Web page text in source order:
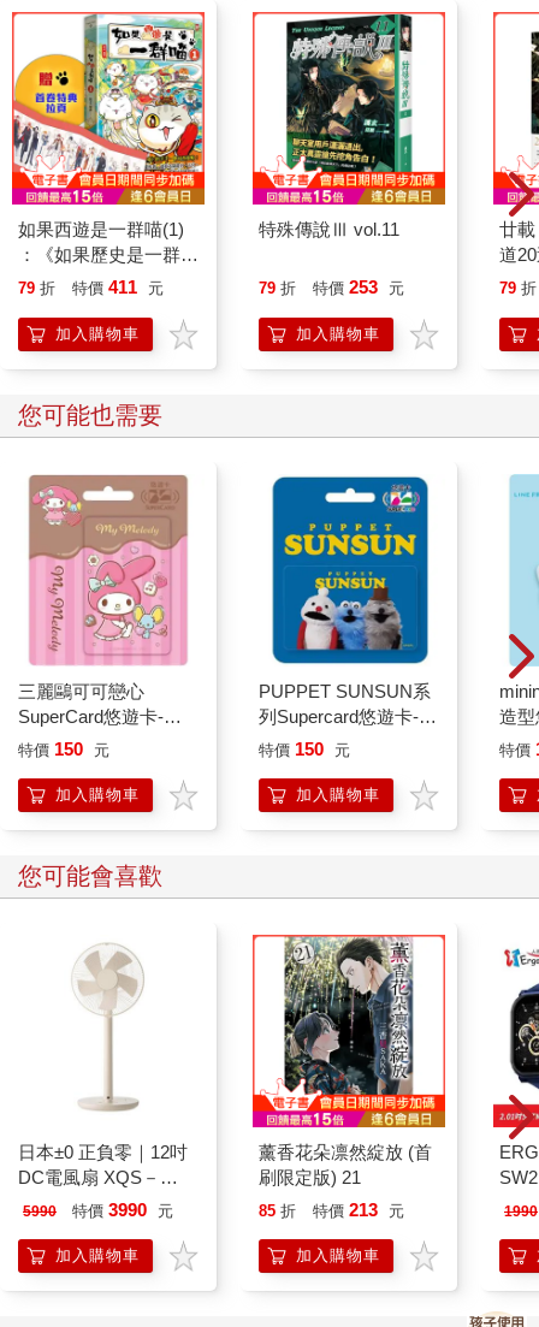
如果西遊是一群喵(1)
：《如果歷史是一群
喵》作者最新力作，附
79 折 特價 411 元
加入購物車
特殊傳說Ⅲ vol.11
79 折 特價 253 元
加入購物車
廿
道
79 折
您可能也需要
三麗鷗可可戀心
SuperCard悠遊卡-美
樂蒂【受託代銷】
特價 150 元
加入購物車
PUPPET SUNSUN系
列Supercard悠遊卡-大
集合【受託代銷】
特價 150 元
加入購物車
造型
託
特價
您可能會喜歡
日本±0 正負零｜12吋
DC電風扇 XQS－
Y620 象牙白
5990 特價 3990 元
加入購物車
薰香花朵凛然綻放 (首
刷限定版) 21
85 折 特價 213 元
加入購物車
泳
1990